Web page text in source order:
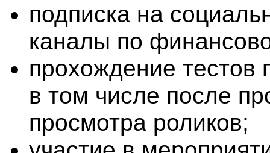
подписка на
каналы по
прохождение тестов
в том числе после
просмотра роликов;